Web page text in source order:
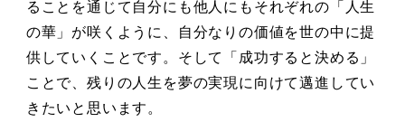
ることを通じて自分にも他人にもそれぞれの「人生
の華」が咲くように、自分なりの価値を世の中に提
供していくことです。そして「成功すると決める」
ことで、残りの人生を夢の実現に向けて邁進してい
きたいと思います。